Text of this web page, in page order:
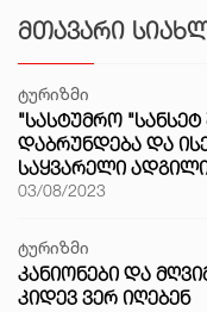
ᲛᲗᲐᲕᲐᲠᲘ
ტურიზმი
"ᲡᲐᲡᲢᲣᲛᲠᲝ
ᲓᲐᲑᲠᲣᲜᲓᲔᲑᲐ ᲓᲐ
ᲡᲐᲧᲕᲐᲠᲔᲚᲘ
03/08/2023
ტურიზმი
ᲙᲐᲜᲘᲝᲜᲔᲑᲘ ᲓᲐ
ᲙᲘᲓᲔᲕ ᲕᲔᲠ ᲘᲦᲔᲑᲔᲜ